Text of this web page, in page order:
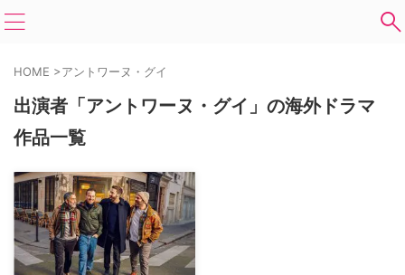
HOME >アントワーヌ・グイ
出演者「アントワーヌ・グイ」の海外ドラマ
作品一覧